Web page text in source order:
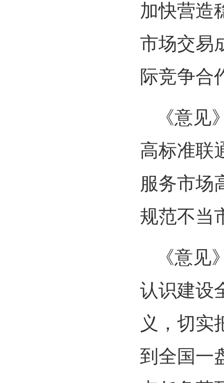
加快营造
市场交易
际竞争合
《意
高标准联
服务市场
规范不当
《意
认识建设
义，切实
到全国一